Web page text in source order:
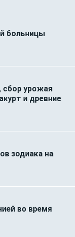
больницы
сбор урожая
и древние
зодиака на
во время